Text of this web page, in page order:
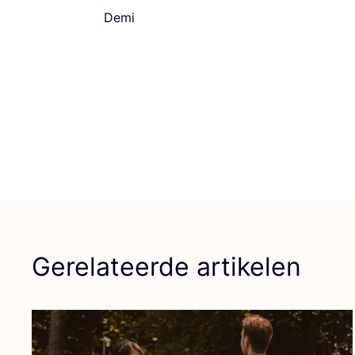
Demi
Gerelateerde artikelen